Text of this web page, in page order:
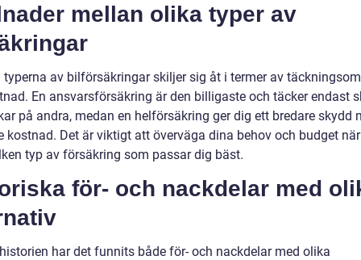
mellan olika typer av
typerna av bilförsäkringar skiljer sig åt i termer av
En ansvarsförsäkring är den billigaste och täcker endast
på andra, medan en helförsäkring ger dig ett bredare skydd
kostnad. Det är viktigt att överväga dina behov och budget
typ av försäkring som passar dig bäst.
för- och nackdelar med
har det funnits både för- och nackdelar med olika